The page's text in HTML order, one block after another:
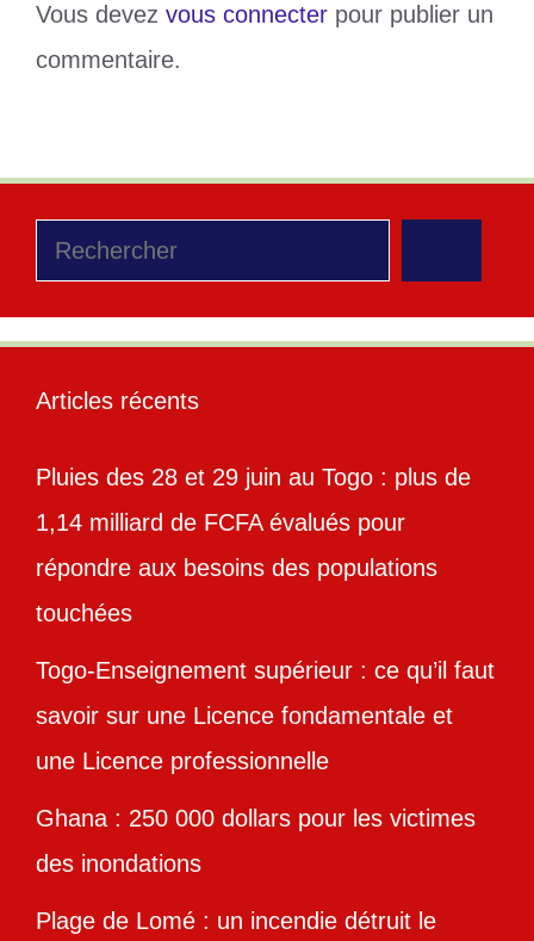
Vous devez vous connecter pour publier un
commentaire.
Rechercher
Articles récents
Pluies des 28 et 29 juin au Togo : plus de
1,14 milliard de FCFA évalués pour
répondre aux besoins des populations
touchées
Togo-Enseignement supérieur : ce qu’il faut
savoir sur une Licence fondamentale et
une Licence professionnelle
Ghana : 250 000 dollars pour les victimes
des inondations
Plage de Lomé : un incendie détruit le